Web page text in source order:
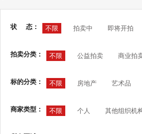
状 态： 不限 拍卖中 即将开拍
拍卖分类： 不限 公益拍卖 商业拍
标的分类： 不限 房地产 艺术品
商家类型： 不限 个人 其他组织机